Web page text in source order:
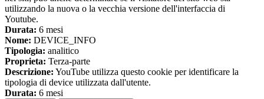
utilizzando la nuova o la vecchia versione dell'interfaccia di
Youtube.
Durata: 6 mesi
Nome: DEVICE_INFO
Tipologia: analitico
Proprieta: Terza-parte
Descrizione: YouTube utilizza questo cookie per identificare la
tipologia di device utilizzata dall'utente.
Durata: 6 mesi